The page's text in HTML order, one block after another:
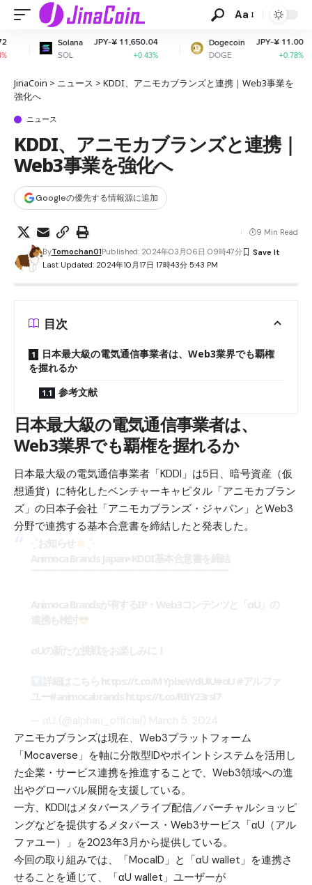
Aa
JPY-¥ 11,650.04
+0.43%
Dogecoin
DOGE
JPY-¥ 11.00
+0.78%
Cardano
ADA
JinaCoin > ニュース > KDDI、アニモカブランズと連携｜Web3事業を
強化へ
ニュース
KDDI、アニモカブランズと連携｜
Web3事業を強化へ
Googleの優先する情報源に追加
Last Updated: 2024年10月17日 17時43分 5:43 PM
ByTomochan01Published: 2024年03月06日 09時47分
9 Min Read
目次
日本最大級の電気通信事業者は、Web3業界でも覇権
を握れるか
参考文献
日本最大級の電気通信事業者は、
Web3業界でも覇権を握れるか
日本最大級の電気通信事業者「KDDI」は5日、暗号資産（仮
想通貨）に特化したベンチャーキャピタル「アニモカブラン
ズ」の日本子会社「アニモカブランズ・ジャパン」とWeb3
分野で連携する基本合意書を締結したと発表した。
アニモカブランズは現在、Web3プラットフォーム
「Mocaverse」を軸に分散型IDやポイントシステムを活用し
た企業・サービス連携を推進することで、Web3領域への進
出やグローバル展開を支援している。
一方、KDDIはメタバース／ライブ配信／バーチャルショッピ
ングなどを提供するメタバース・Web3サービス「αU（アル
ファユー）」を2023年3月から提供している。
今回の取り組みでは、「MocaID」と「αU wallet」を連携さ
せることを通じて、「αU wallet」ユーザーが